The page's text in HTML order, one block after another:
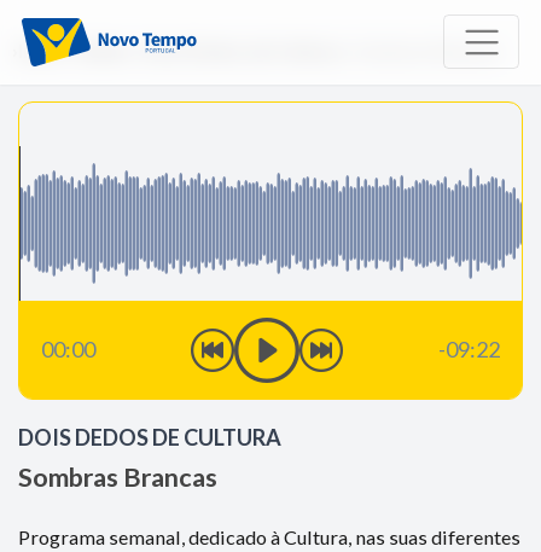
Início Rádio Dois Dedos de Cultura Sombras Brancas
00:00 -09:22
DOIS DEDOS DE CULTURA
Sombras Brancas
Programa semanal, dedicado à Cultura, nas suas diferentes